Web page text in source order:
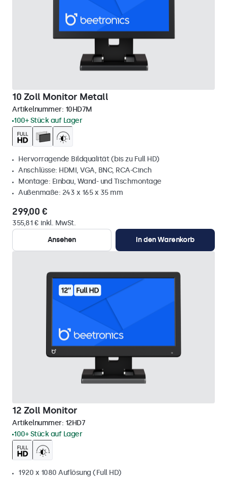
10 Zoll Monitor Metall
Artikelnummer: 10HD7M
100+ Stück auf Lager
Hervorragende Bildqualität (bis zu Full HD)
Anschlüsse: HDMI, VGA, BNC, RCA-Cinch
Montage: Einbau, Wand- und Tischmontage
Außenmaße: 243 x 165 x 35 mm
299,00 €
355,81 € inkl. MwSt.
Ansehen
In den Warenkorb
12 Zoll Monitor
Artikelnummer: 12HD7
100+ Stück auf Lager
1920 x 1080 Auflösung (Full HD)